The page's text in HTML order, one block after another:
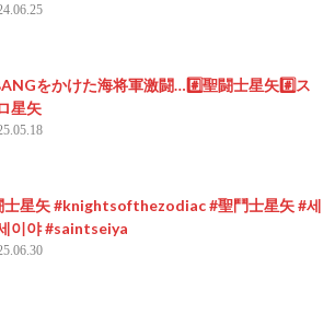
をかけた海将軍激闘…#️⃣聖闘士星矢#️⃣ス
星矢
士星矢 #knightsofthezodiac #聖鬥士星矢 #세
이야 #saintseiya